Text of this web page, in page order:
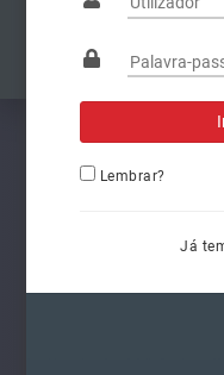
Lembrar?
Já